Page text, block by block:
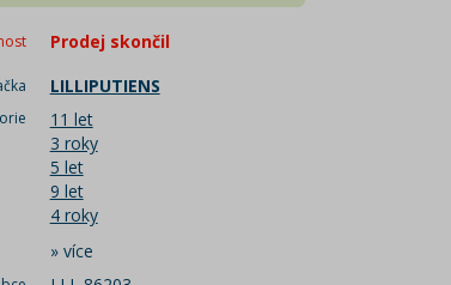
Prodej skončil
LILLIPUTIENS
11 let
3 roky
5 let
9 let
4 roky
» více